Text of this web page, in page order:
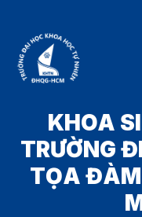
KHOA
TRƯỜNG
TỌA ĐÀM